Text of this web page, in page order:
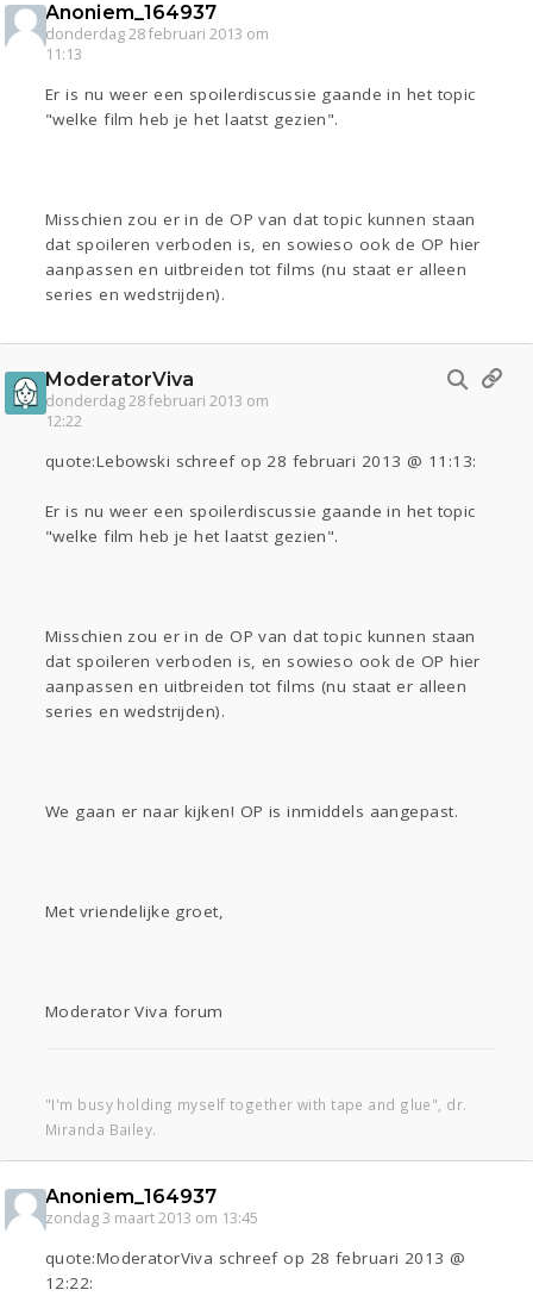
Anoniem_164937
donderdag 28 februari 2013 om
11:13
Er is nu weer een spoilerdiscussie gaande in het topic
"welke film heb je het laatst gezien".
Misschien zou er in de OP van dat topic kunnen staan
dat spoileren verboden is, en sowieso ook de OP hier
aanpassen en uitbreiden tot films (nu staat er alleen
series en wedstrijden).
ModeratorViva
donderdag 28 februari 2013 om
12:22
quote:Lebowski schreef op 28 februari 2013 @ 11:13:
Er is nu weer een spoilerdiscussie gaande in het topic
"welke film heb je het laatst gezien".
Misschien zou er in de OP van dat topic kunnen staan
dat spoileren verboden is, en sowieso ook de OP hier
aanpassen en uitbreiden tot films (nu staat er alleen
series en wedstrijden).
We gaan er naar kijken! OP is inmiddels aangepast.
Met vriendelijke groet,
Moderator Viva forum
"I'm busy holding myself together with tape and glue", dr.
Miranda Bailey.
Anoniem_164937
zondag 3 maart 2013 om 13:45
quote:ModeratorViva schreef op 28 februari 2013 @
12:22: